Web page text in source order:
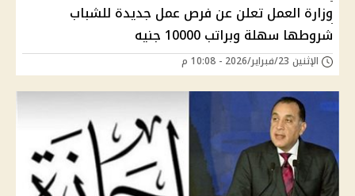
وزارة العمل تعلن عن فرص عمل جديدة للشباب
شروطها سهلة وبراتب 10000 جنيه
الإثنين 23/فبراير/2026 - 10:08 م